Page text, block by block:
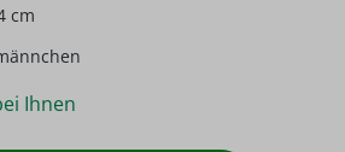
cm
Ihnen